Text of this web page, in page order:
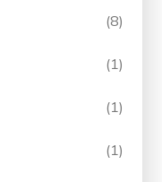
(8)
(1)
(1)
(1)